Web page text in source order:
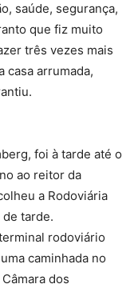
saúde, segurança,
que fiz muito
três vezes mais
casa arrumada,
foi à tarde até o
ao reitor da
a Rodoviária
tarde.
rodoviário
caminhada no
dos